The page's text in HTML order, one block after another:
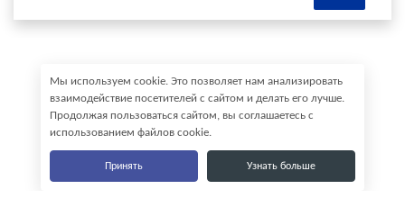
Мы используем cookie. Это позволяет нам анализировать
взаимодействие посетителей с сайтом и делать его лучше.
Продолжая пользоваться сайтом, вы соглашаетесь с
использованием файлов cookie.
Принять Узнать больше